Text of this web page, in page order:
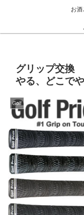
お
グリップ交換
やる、どこで
Golf